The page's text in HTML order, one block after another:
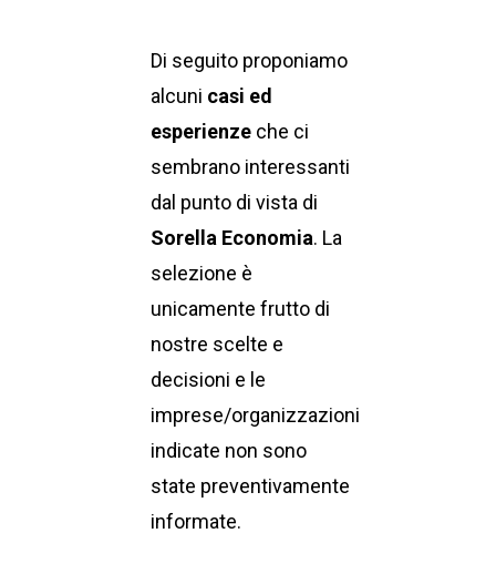
Di seguito proponiamo
alcuni casi ed
esperienze che ci
sembrano interessanti
dal punto di vista di
Sorella Economia. La
selezione è
unicamente frutto di
nostre scelte e
decisioni e le
imprese/organizzazioni
indicate non sono
state preventivamente
informate.